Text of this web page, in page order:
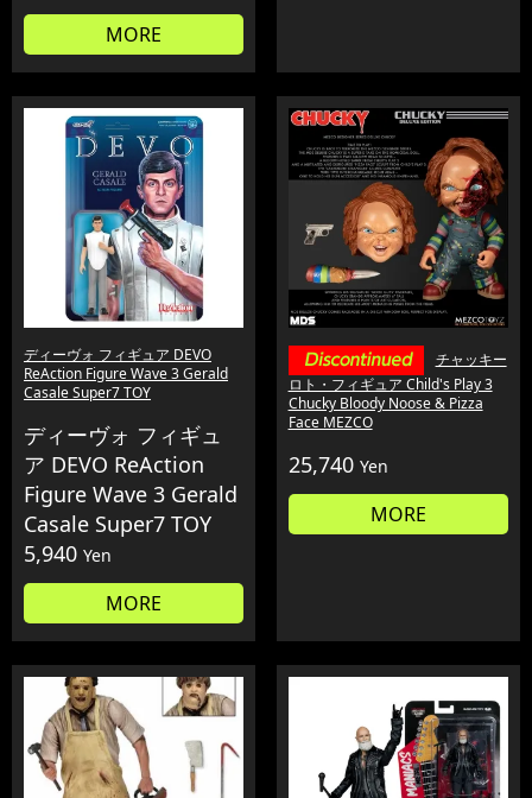
MORE
ディーヴォ フィギュア DEVO
ReAction Figure Wave 3 Gerald
Casale Super7 TOY
ディーヴォ フィギュ
ア DEVO ReAction
Figure Wave 3 Gerald
Casale Super7 TOY
5,940 Yen
MORE
チャッキー
ロト・フィギュア Child's Play 3
Chucky Bloody Noose & Pizza
Face MEZCO
25,740 Yen
MORE